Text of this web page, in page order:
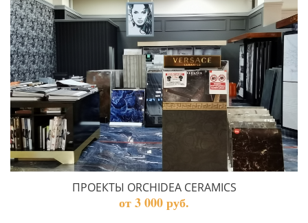
ПРОЕКТЫ ORCHIDEA CERAMICS
от 3 000 руб.